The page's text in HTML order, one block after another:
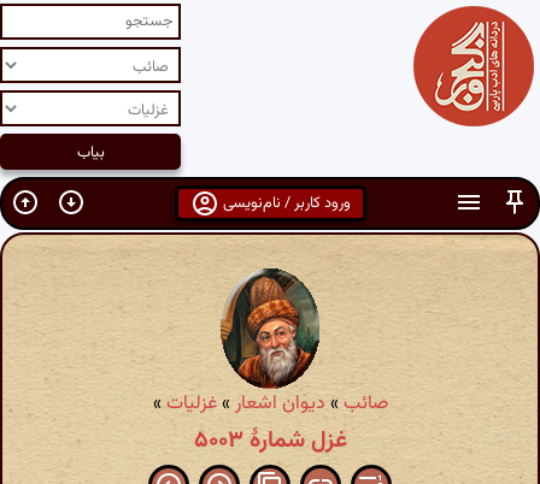
ورود کاربر / نام‌نویسی
صائب »دیوان اشعار»غزلیات»
غزل شمارهٔ ۵۰۰۳